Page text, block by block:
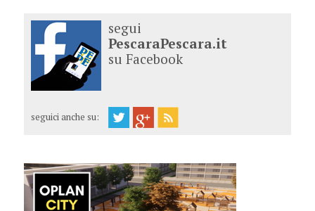
segui
PescaraPescara.it
su Facebook
seguici anche su: